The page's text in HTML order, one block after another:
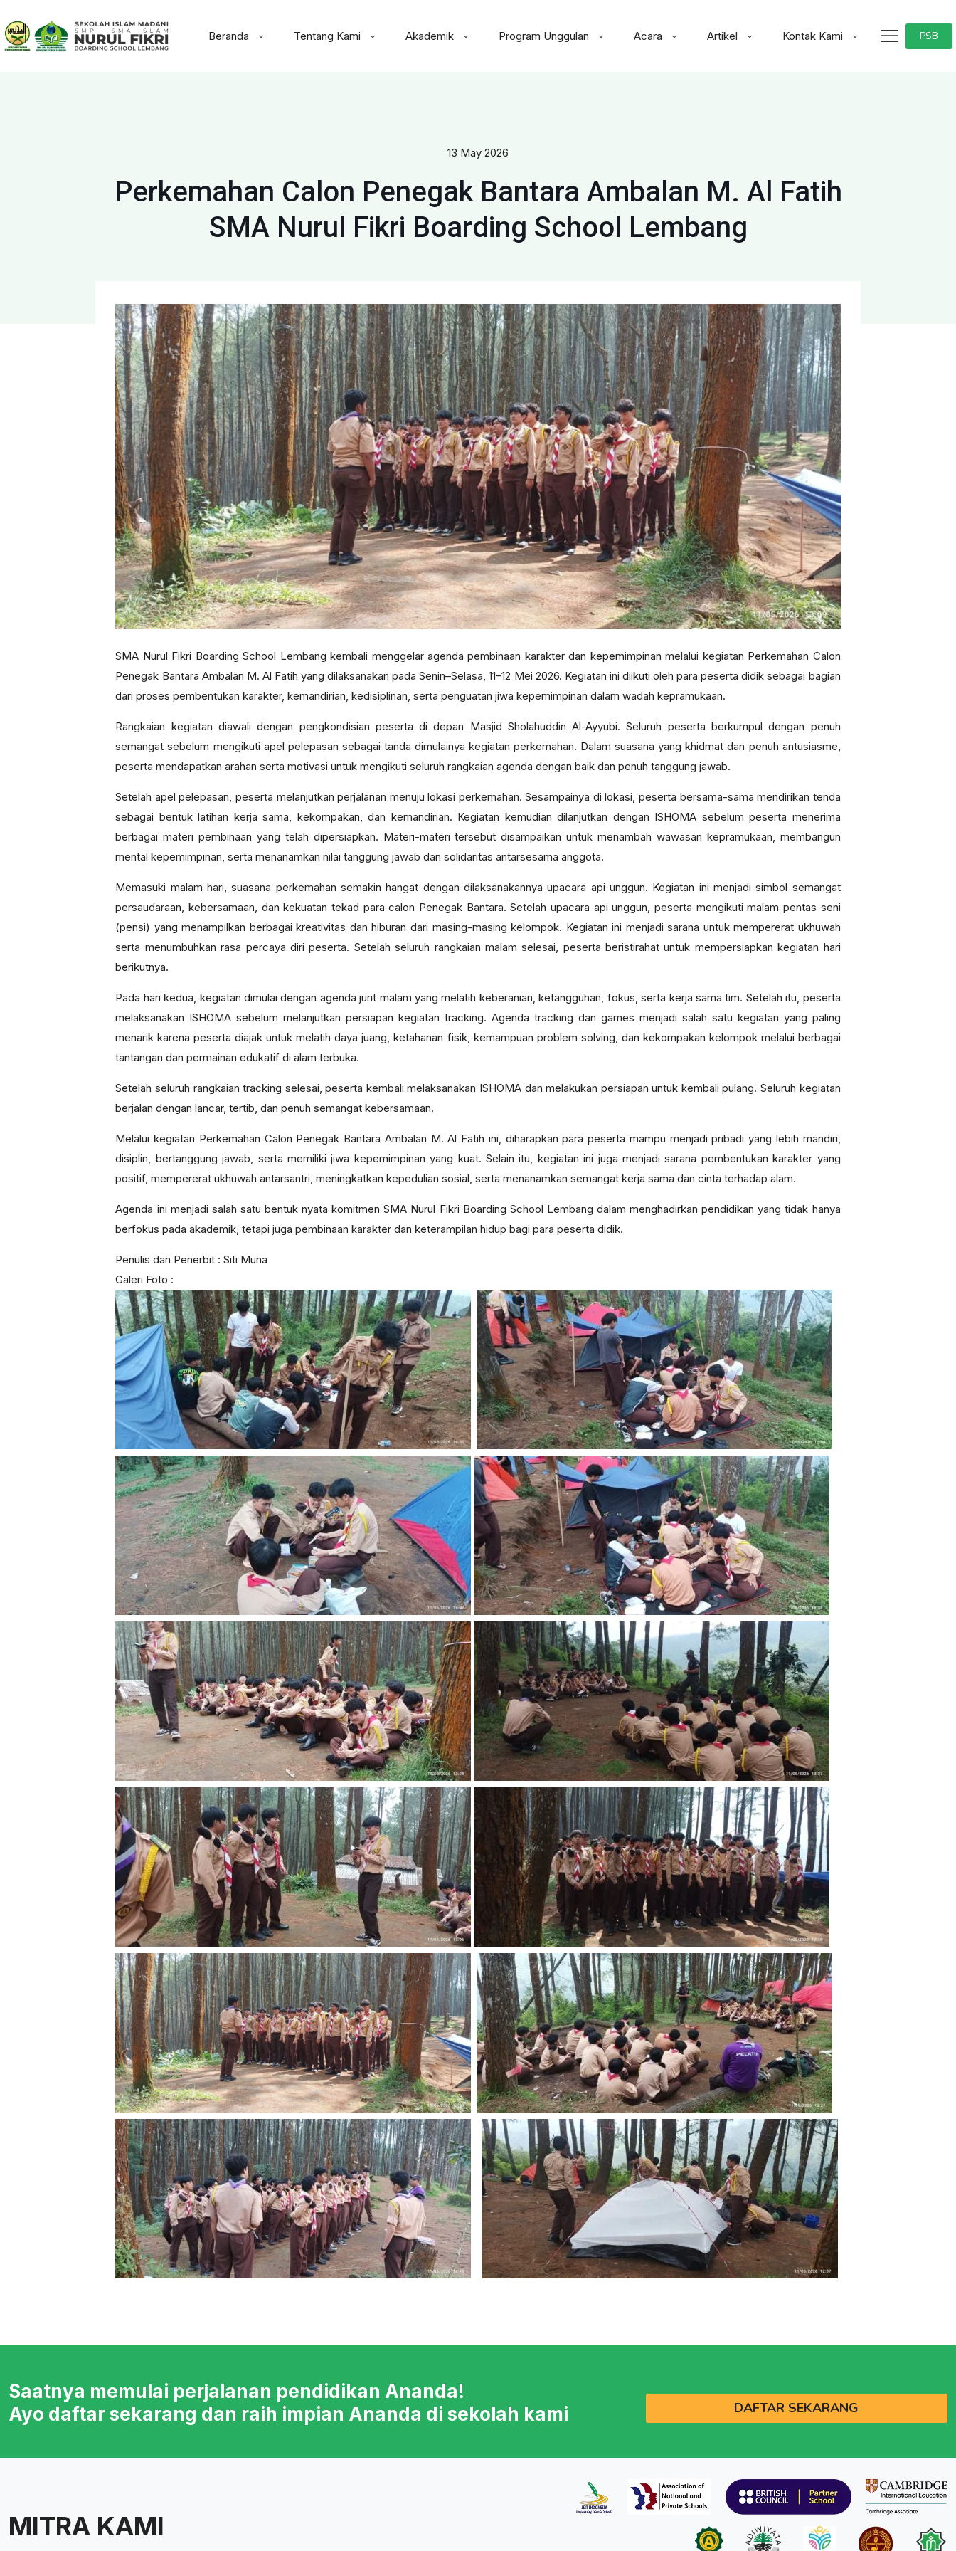
Beranda Tentang Kami Akademik Program Unggulan Acara Artikel Kontak Kami PSB
13 May 2026
Perkemahan Calon Penegak Bantara Ambalan M. Al Fatih
SMA Nurul Fikri Boarding School Lembang
SMA Nurul Fikri Boarding School Lembang kembali menggelar agenda pembinaan karakter dan kepemimpinan melalui kegiatan Perkemahan Calon
Penegak Bantara Ambalan M. Al Fatih yang dilaksanakan pada Senin–Selasa, 11–12 Mei 2026. Kegiatan ini diikuti oleh para peserta didik sebagai bagian
dari proses pembentukan karakter, kemandirian, kedisiplinan, serta penguatan jiwa kepemimpinan dalam wadah kepramukaan.
Rangkaian kegiatan diawali dengan pengkondisian peserta di depan Masjid Sholahuddin Al-Ayyubi. Seluruh peserta berkumpul dengan penuh
semangat sebelum mengikuti apel pelepasan sebagai tanda dimulainya kegiatan perkemahan. Dalam suasana yang khidmat dan penuh antusiasme,
peserta mendapatkan arahan serta motivasi untuk mengikuti seluruh rangkaian agenda dengan baik dan penuh tanggung jawab.
Setelah apel pelepasan, peserta melanjutkan perjalanan menuju lokasi perkemahan. Sesampainya di lokasi, peserta bersama-sama mendirikan tenda
sebagai bentuk latihan kerja sama, kekompakan, dan kemandirian. Kegiatan kemudian dilanjutkan dengan ISHOMA sebelum peserta menerima
berbagai materi pembinaan yang telah dipersiapkan. Materi-materi tersebut disampaikan untuk menambah wawasan kepramukaan, membangun
mental kepemimpinan, serta menanamkan nilai tanggung jawab dan solidaritas antarsesama anggota.
Memasuki malam hari, suasana perkemahan semakin hangat dengan dilaksanakannya upacara api unggun. Kegiatan ini menjadi simbol semangat
persaudaraan, kebersamaan, dan kekuatan tekad para calon Penegak Bantara. Setelah upacara api unggun, peserta mengikuti malam pentas seni
(pensi) yang menampilkan berbagai kreativitas dan hiburan dari masing-masing kelompok. Kegiatan ini menjadi sarana untuk mempererat ukhuwah
serta menumbuhkan rasa percaya diri peserta. Setelah seluruh rangkaian malam selesai, peserta beristirahat untuk mempersiapkan kegiatan hari
berikutnya.
Pada hari kedua, kegiatan dimulai dengan agenda jurit malam yang melatih keberanian, ketangguhan, fokus, serta kerja sama tim. Setelah itu, peserta
melaksanakan ISHOMA sebelum melanjutkan persiapan kegiatan tracking. Agenda tracking dan games menjadi salah satu kegiatan yang paling
menarik karena peserta diajak untuk melatih daya juang, ketahanan fisik, kemampuan problem solving, dan kekompakan kelompok melalui berbagai
tantangan dan permainan edukatif di alam terbuka.
Setelah seluruh rangkaian tracking selesai, peserta kembali melaksanakan ISHOMA dan melakukan persiapan untuk kembali pulang. Seluruh kegiatan
berjalan dengan lancar, tertib, dan penuh semangat kebersamaan.
Melalui kegiatan Perkemahan Calon Penegak Bantara Ambalan M. Al Fatih ini, diharapkan para peserta mampu menjadi pribadi yang lebih mandiri,
disiplin, bertanggung jawab, serta memiliki jiwa kepemimpinan yang kuat. Selain itu, kegiatan ini juga menjadi sarana pembentukan karakter yang
positif, mempererat ukhuwah antarsantri, meningkatkan kepedulian sosial, serta menanamkan semangat kerja sama dan cinta terhadap alam.
Agenda ini menjadi salah satu bentuk nyata komitmen SMA Nurul Fikri Boarding School Lembang dalam menghadirkan pendidikan yang tidak hanya
berfokus pada akademik, tetapi juga pembinaan karakter dan keterampilan hidup bagi para peserta didik.
Penulis dan Penerbit : Siti Muna
Galeri Foto :
Saatnya memulai perjalanan pendidikan Ananda!
Ayo daftar sekarang dan raih impian Ananda di sekolah kami
DAFTAR SEKARANG
MITRA KAMI